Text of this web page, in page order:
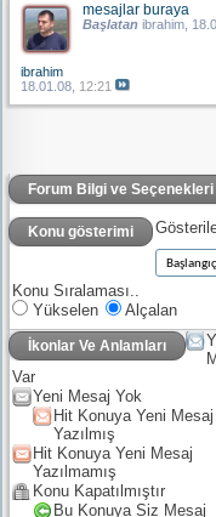
mesajlar buraya
Başlatan ibrahim,
ibrahim
18.01.08, 12:21
Forum Bilgi ve Seçenekleri
Konu gösterimi
Konu Sıralaması..
Yükselen
Alçalan
İkonlar Ve Anlamları
Var
Yeni Mesaj Yok
Hit Konuya Yeni Mesaj
Yazılmış
Hit Konuya Yeni Mesaj
Yazılmamış
Konu Kapatılmıştır
Bu Konuya Siz Mesaj